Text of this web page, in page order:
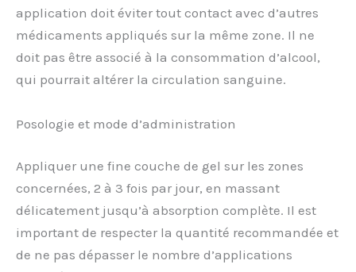
application doit éviter tout contact avec d’autres
médicaments appliqués sur la même zone. Il ne
doit pas être associé à la consommation d’alcool,
qui pourrait altérer la circulation sanguine.
Posologie et mode d’administration
Appliquer une fine couche de gel sur les zones
concernées, 2 à 3 fois par jour, en massant
délicatement jusqu’à absorption complète. Il est
important de respecter la quantité recommandée et
de ne pas dépasser le nombre d’applications